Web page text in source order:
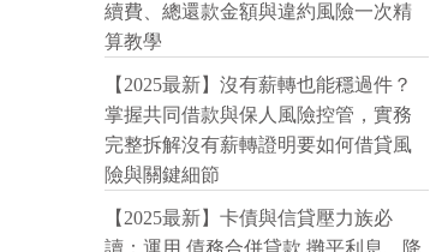
續費、總還款金額與違約風險一次精
算教學
【2025最新】沒有薪轉也能穩過件？
掌握共同借款與保人風險控管，實務
完整拆解沒有薪轉證明要如何借貸風
險與關鍵細節
【2025最新】卡債與信貸壓力族必